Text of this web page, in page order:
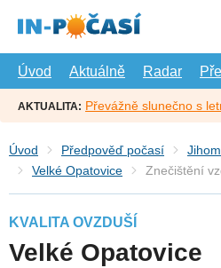
hlavní
Úvod
Aktuálně Radar
AKTUALITA: Převážně slunečno s
Úvod Předpověď počasí
Velké Opatovice
Znečištění
KVALITA OVZDUŠÍ
Velké Opatovice